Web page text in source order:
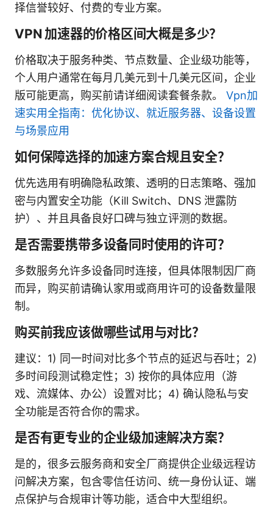
择信誉较好、付费的专业方案。
VPN 加速器的价格区间大概是多少？
价格取决于服务种类、节点数量、企业级功能等，
个人用户通常在每月几美元到十几美元区间，企业
版可能更高，购买前请详细阅读套餐条款。 Vpn加
速实用全指南：优化协议、就近服务器、设备设置
与场景应用
如何保障选择的加速方案合规且安全？
优先选用有明确隐私政策、透明的日志策略、强加
密与内置安全功能（Kill Switch、DNS 泄露防
护）、并且具备良好口碑与独立评测的数据。
是否需要携带多设备同时使用的许可？
多数服务允许多设备同时连接，但具体限制因厂商
而异，购买前请确认家用或商用许可的设备数量限
制。
购买前我应该做哪些试用与对比？
建议：1) 同一时间对比多个节点的延迟与吞吐；2)
多时间段测试稳定性；3) 按你的具体应用（游
戏、流媒体、办公）设置对比；4) 确认隐私与安
全功能是否符合你的需求。
是否有更专业的企业级加速解决方案？
是的，很多云服务商和安全厂商提供企业级远程访
问解决方案，包含零信任访问、统一身份认证、端
点保护与合规审计等功能，适合中大型组织。